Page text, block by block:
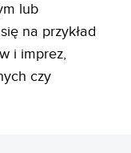
lub
na przykład
i imprez,
czy